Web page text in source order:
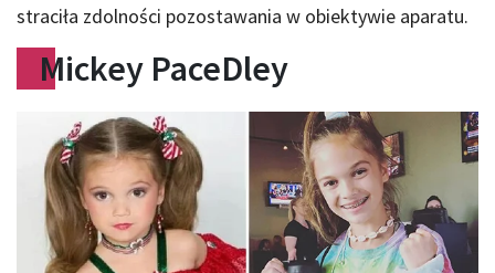
straciła zdolności pozostawania w obiektywie aparatu.
Mickey PaceDley